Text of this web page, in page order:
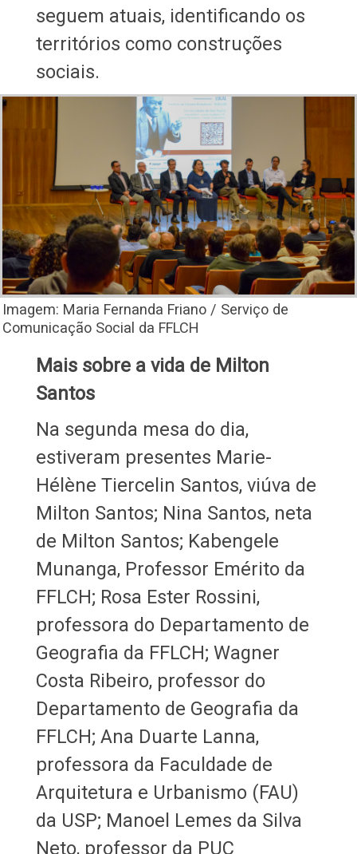
seguem atuais, identificando os
territórios como construções
sociais.
Imagem: Maria Fernanda Friano / Serviço de
Comunicação Social da FFLCH
Mais sobre a vida de Milton
Santos
Na segunda mesa do dia,
estiveram presentes Marie-
Hélène Tiercelin Santos, viúva de
Milton Santos; Nina Santos, neta
de Milton Santos; Kabengele
Munanga, Professor Emérito da
FFLCH; Rosa Ester Rossini,
professora do Departamento de
Geografia da FFLCH; Wagner
Costa Ribeiro, professor do
Departamento de Geografia da
FFLCH; Ana Duarte Lanna,
professora da Faculdade de
Arquitetura e Urbanismo (FAU)
da USP; Manoel Lemes da Silva
Neto, professor da PUC